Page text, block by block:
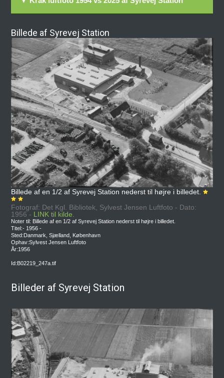
Billede af Syrevej Station
Billede af en 1/2 af Syrevej Station nederst til højre i billedet.
Fotograf: Det Kgl. Bibliotek, Sylvest Jensen Luftfoto - Dato:
1956 - LINK til kilde.
Noter til: Billede af en 1/2 af Syrevej Station nederst til højre i billedet.
Titel:- 1956 -
Sted:Danmark, Sjælland, København
Ophav:Sylvest Jensen Luftfoto
År:1956
Id:B02219_247a.tif
Billeder af Syrevej Station